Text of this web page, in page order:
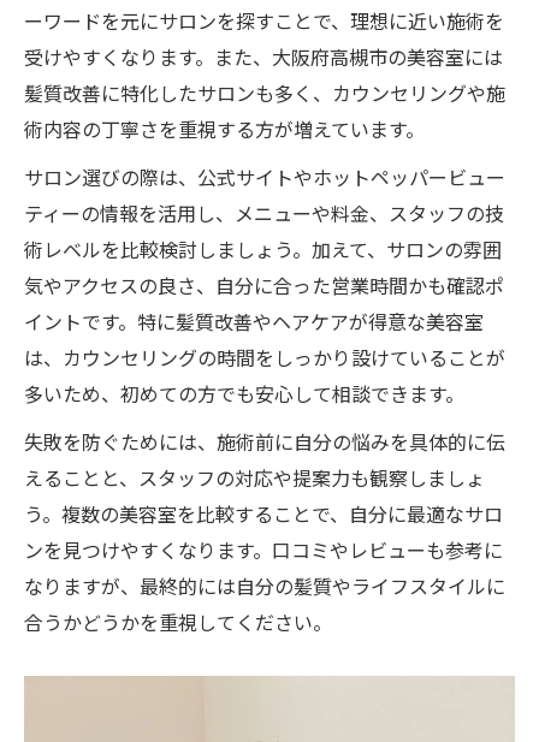
ーワードを元にサロンを探すことで、理想に近い施術を
受けやすくなります。また、大阪府高槻市の美容室には
髪質改善に特化したサロンも多く、カウンセリングや施
術内容の丁寧さを重視する方が増えています。
サロン選びの際は、公式サイトやホットペッパービュー
ティーの情報を活用し、メニューや料金、スタッフの技
術レベルを比較検討しましょう。加えて、サロンの雰囲
気やアクセスの良さ、自分に合った営業時間かも確認ポ
イントです。特に髪質改善やヘアケアが得意な美容室
は、カウンセリングの時間をしっかり設けていることが
多いため、初めての方でも安心して相談できます。
失敗を防ぐためには、施術前に自分の悩みを具体的に伝
えることと、スタッフの対応や提案力も観察しましょ
う。複数の美容室を比較することで、自分に最適なサロ
ンを見つけやすくなります。口コミやレビューも参考に
なりますが、最終的には自分の髪質やライフスタイルに
合うかどうかを重視してください。
ご予約はこちら
ご予約はこちら